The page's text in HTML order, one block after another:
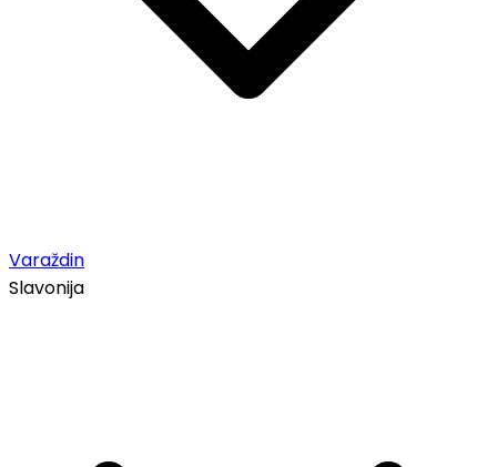
Varaždin
Slavonija